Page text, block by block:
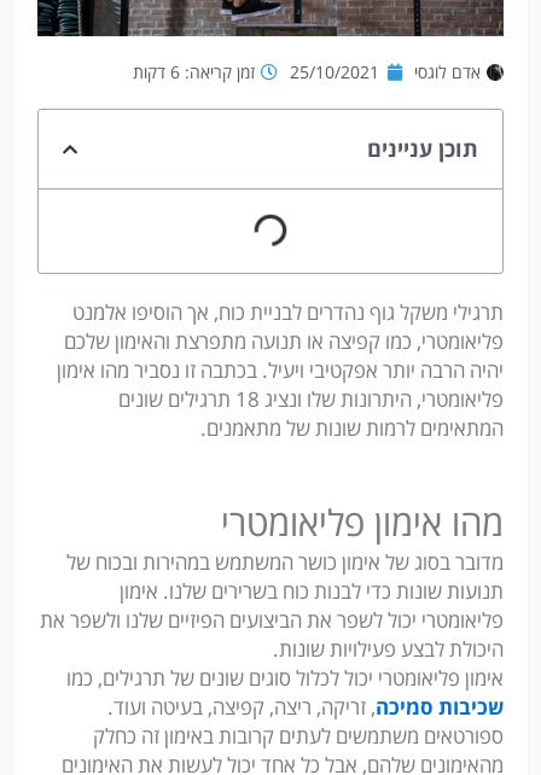
אדם לוגסי 25/10/2021 זמן קריאה: 6 דקות
תוכן עניינים
תרגילי משקל גוף נהדרים לבניית כוח, אך הוסיפו אלמנט
פליאומטרי, כמו קפיצה או תנועה מתפרצת והאימון שלכם
יהיה הרבה יותר אפקטיבי ויעיל. בכתבה זו נסביר מהו אימון
פליאומטרי, היתרונות שלו ונציג 18 תרגילים שונים
המתאימים לרמות שונות של מתאמנים.
מהו אימון פליאומטרי
מדובר בסוג של אימון כושר המשתמש במהירות ובכוח של
תנועות שונות כדי לבנות כוח בשרירים שלנו. אימון
פליאומטרי יכול לשפר את הביצועים הפיזיים שלנו ולשפר את
היכולת לבצע פעילויות שונות.
אימון פליאומטרי יכול לכלול סוגים שונים של תרגילים, כמו
שכיבות סמיכה, זריקה, ריצה, קפיצה, בעיטה ועוד.
ספורטאים משתמשים לעתים קרובות באימון זה כחלק
מהאימונים שלהם, אבל כל אחד יכול לעשות את האימונים